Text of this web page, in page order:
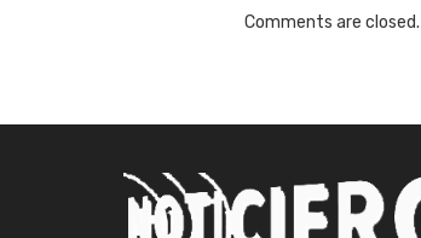
Comments are closed.